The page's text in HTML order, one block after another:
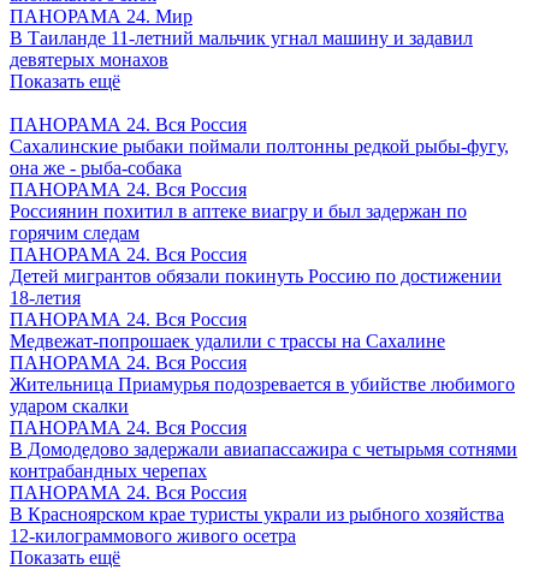
ПАНОРАМА 24. Мир
В Таиланде 11-летний мальчик угнал машину и задавил
девятерых монахов
Показать ещё
ПАНОРАМА 24. Вся Россия
Сахалинские рыбаки поймали полтонны редкой рыбы-фугу,
она же - рыба-собака
ПАНОРАМА 24. Вся Россия
Россиянин похитил в аптеке виагру и был задержан по
горячим следам
ПАНОРАМА 24. Вся Россия
Детей мигрантов обязали покинуть Россию по достижении
18-летия
ПАНОРАМА 24. Вся Россия
Медвежат-попрошаек удалили с трассы на Сахалине
ПАНОРАМА 24. Вся Россия
Жительница Приамурья подозревается в убийстве любимого
ударом скалки
ПАНОРАМА 24. Вся Россия
В Домодедово задержали авиапассажира с четырьмя сотнями
контрабандных черепах
ПАНОРАМА 24. Вся Россия
В Красноярском крае туристы украли из рыбного хозяйства
12-килограммового живого осетра
Показать ещё